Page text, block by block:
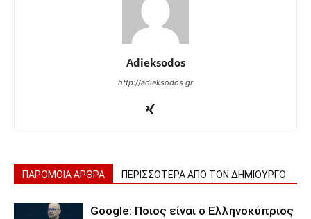
Adieksodos
http://adieksodos.gr
ΠΑΡΟΜΟΙΑ ΑΡΘΡΑ ΠΕΡΙΣΣΟΤΕΡΑ ΑΠΟ ΤΟΝ ΔΗΜΙΟΥΡΓΟ
Google: Ποιος είναι ο Ελληνοκύπριος